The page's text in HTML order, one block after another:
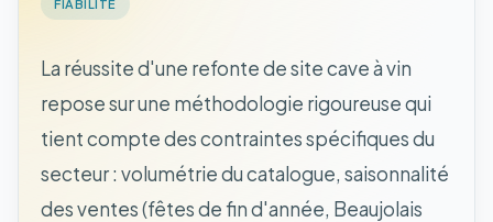
FIABILITE
La réussite d'une refonte de site cave à vin
repose sur une méthodologie rigoureuse qui
tient compte des contraintes spécifiques du
secteur : volumétrie du catalogue, saisonnalité
des ventes (fêtes de fin d'année, Beaujolais